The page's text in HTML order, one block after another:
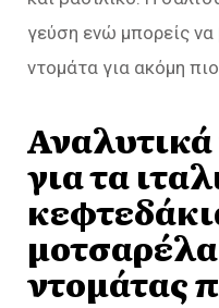
γεύση ενώ μπορείς να
ντομάτα για ακόμη
για τα
ντομάτας